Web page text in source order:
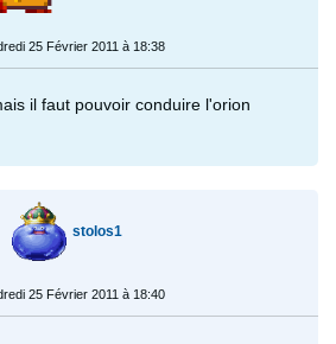
25 Février 2011 à 18:38
il faut pouvoir conduire l'orion
stolos1
25 Février 2011 à 18:40